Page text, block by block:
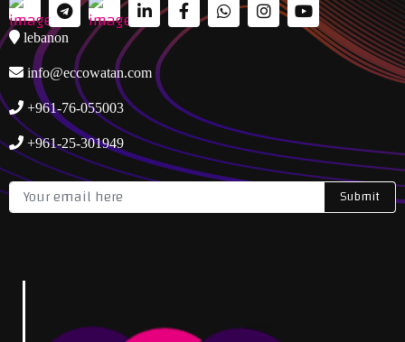
lebanon
info@eccowatan.com
+961-76-055003
+961-25-301949
Submit